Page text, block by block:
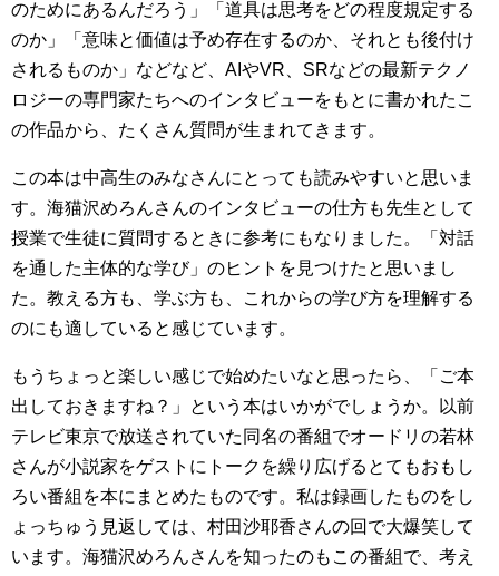
のためにあるんだろう」「道具は思考をどの程度規定する
のか」「意味と価値は予め存在するのか、それとも後付け
されるものか」などなど、AIやVR、SRなどの最新テクノ
ロジーの専門家たちへのインタビューをもとに書かれたこ
の作品から、たくさん質問が生まれてきます。
この本は中高生のみなさんにとっても読みやすいと思いま
す。海猫沢めろんさんのインタビューの仕方も先生として
授業で生徒に質問するときに参考にもなりました。「対話
を通した主体的な学び」のヒントを見つけたと思いまし
た。教える方も、学ぶ方も、これからの学び方を理解する
のにも適していると感じています。
もうちょっと楽しい感じで始めたいなと思ったら、「ご本
出しておきますね？」という本はいかがでしょうか。以前
テレビ東京で放送されていた同名の番組でオードリの若林
さんが小説家をゲストにトークを繰り広げるとてもおもし
ろい番組を本にまとめたものです。私は録画したものをし
ょっちゅう見返しては、村田沙耶香さんの回で大爆笑して
います。海猫沢めろんさんを知ったのもこの番組で、考え